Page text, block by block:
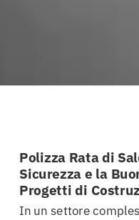
Polizza Rata di
Sicurezza e la
Progetti di
In un settore